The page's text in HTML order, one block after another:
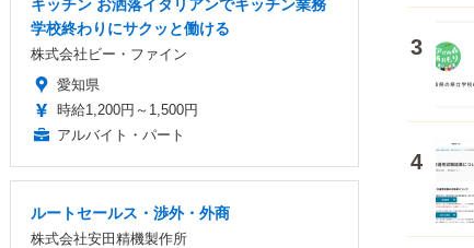
キッチン お洒落イタリアンでキッチン業務
学校終わりにサクッと働ける
株式会社ビー・ファイン
愛知県
時給1,200円～1,500円
アルバイト・パート
ルートセールス・渉外・外商
株式会社安田精機製作所